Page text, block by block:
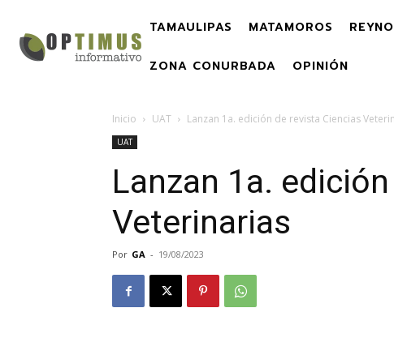
TAMAULIPAS MATAMOROS
ZONA CONURBADA OPINIÓN
Inicio UAT Lanzan 1a. edición de revista Ciencias
UAT
Lanzan 1a.
Veterinarias
Por GA - 19/08/2023